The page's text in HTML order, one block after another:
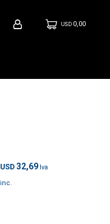
USD 0,00
USD 32,69